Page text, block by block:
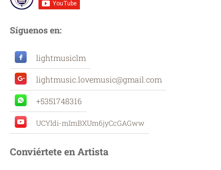
Síguenos en:
lightmusiclm
lightmusic.lovemusic@gmail.com
+5351748316
UCYldi-mImBXUm6jyCcGAGww
Conviértete en Artista